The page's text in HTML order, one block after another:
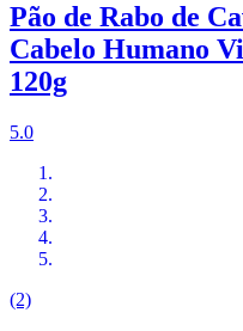
Pão de Rabo de
Cabelo Humano
120g
5.0
(2)